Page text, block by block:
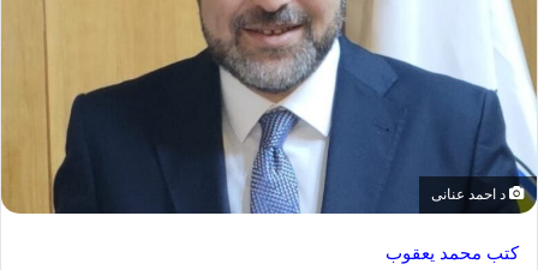
د احمد عنانى
كتب محمد يعقوب